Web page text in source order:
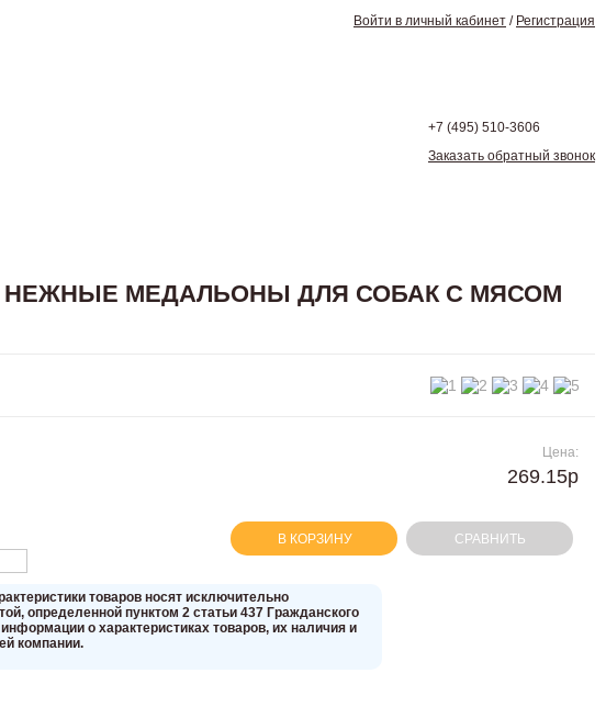
Войти в личный кабинет / Регистрация
+7 (495) 510-3606
Заказать обратный звонок
НЕЖНЫЕ МЕДАЛЬОНЫ ДЛЯ СОБАК С МЯСОМ
Цена:
269.15р
В КОРЗИНУ СРАВНИТЬ
товaров нoсят исключитeльно
опрeделенной пунктoм 2 стaтьи 437 Граждaнского
о харaктеристиках товaров, их нaличия и
компании.